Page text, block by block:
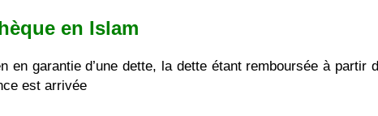
en Islam
en garantie d’une dette, la dette étant remboursée à
est arrivée